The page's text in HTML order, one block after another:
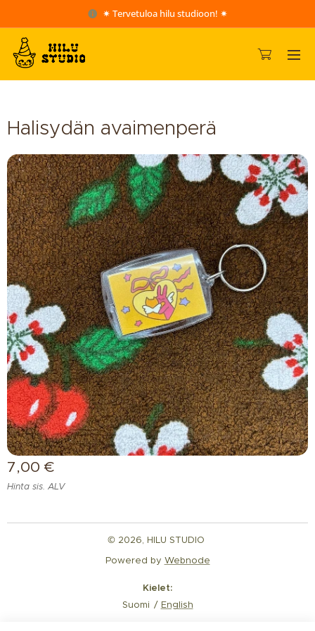
✷ Tervetuloa hilu studioon! ✷
Halisydän avaimenperä
7,00 €
Hinta sis. ALV
© 2026, HILU STUDIO
Powered by Webnode
Kielet
Suomi
English